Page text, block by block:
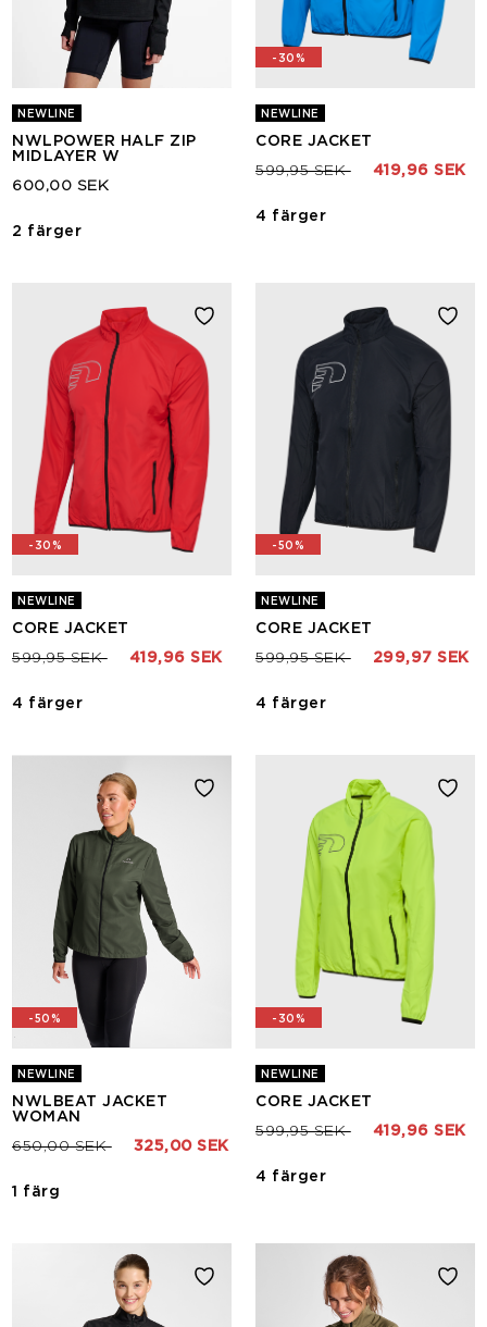
NEWLINE
NWLPOWER HALF ZIP
MIDLAYER W
600,00 SEK
2 färger
-30%
NEWLINE
CORE JACKET
Pris nedsatt från
599,95 SEKtill 419,96 SEK
4 färger
-30%
NEWLINE
CORE JACKET
Pris nedsatt från
599,95 SEKtill 419,96 SEK
4 färger
-50%
NEWLINE
CORE JACKET
Pris nedsatt från
599,95 SEKtill 299,97 SEK
4 färger
-50%
NEWLINE
NWLBEAT JACKET
WOMAN
Pris nedsatt från
650,00 SEKtill 325,00 SEK
1 färg
-30%
NEWLINE
CORE JACKET
Pris nedsatt från
599,95 SEKtill 419,96 SEK
4 färger